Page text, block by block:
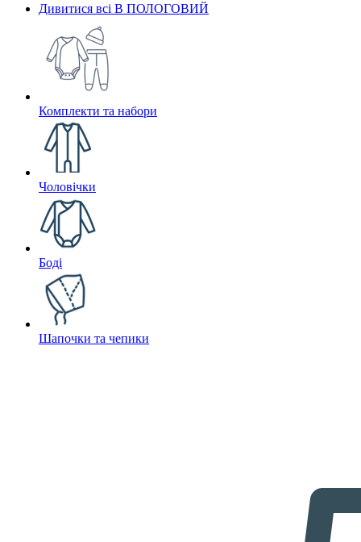
Дивитися всі В ПОЛОГОВИЙ
Комплекти та набори
Чоловічки
Боді
Шапочки та чепики